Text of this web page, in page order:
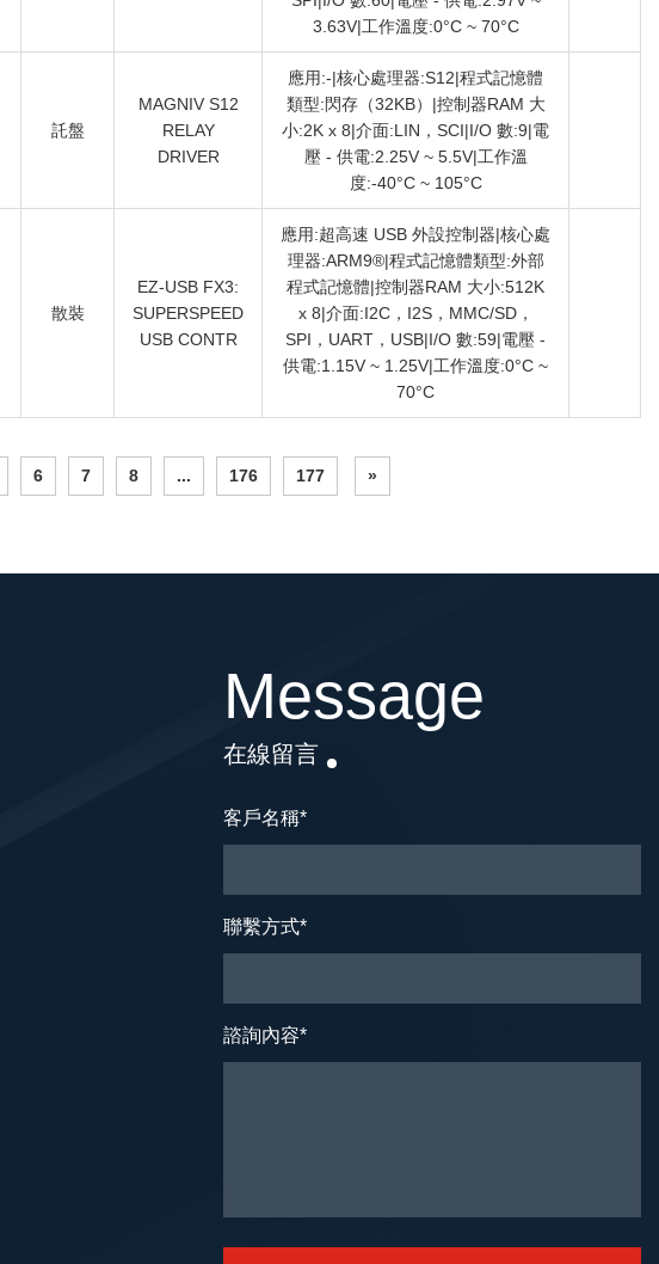
3.63V|工作溫度:0°C ~ 70°C
託盤
MAGNIV S12
RELAY
DRIVER
應用:-|核心處理器:S12|程式記憶體
類型:閃存（32KB）|控制器RAM 大
小:2K x 8|介面:LIN，SCI|I/O 數:9|電
壓 - 供電:2.25V ~ 5.5V|工作溫
度:-40°C ~ 105°C
散裝
EZ-USB FX3:
SUPERSPEED
USB CONTR
應用:超高速 USB 外設控制器|核心處
理器:ARM9®|程式記憶體類型:外部
程式記憶體|控制器RAM 大小:512K
x 8|介面:I2C，I2S，MMC/SD，
SPI，UART，USB|I/O 數:59|電壓 -
供電:1.15V ~ 1.25V|工作溫度:0°C ~
70°C
6 7 8 ... 176 177 »
Message
在線留言
客戶名稱*
聯繫方式*
諮詢內容*